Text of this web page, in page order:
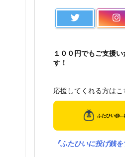
１００円でもご支援
す！
応援してくれる方はこ
『ふたひいに投げ銭を